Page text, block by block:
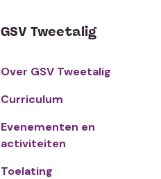
GSV Tweetalig
Over GSV Tweetalig
Curriculum
Evenementen en
activiteiten
Toelating